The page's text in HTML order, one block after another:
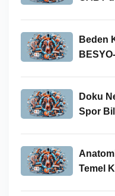
Beden
Doku
Spor
Temel